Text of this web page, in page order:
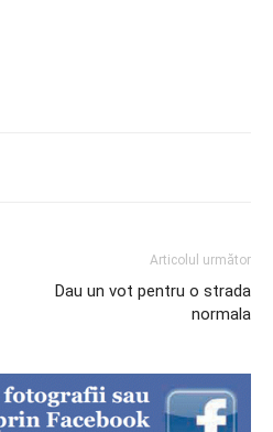
Articolul următor
Dau un vot pentru o strada
normala